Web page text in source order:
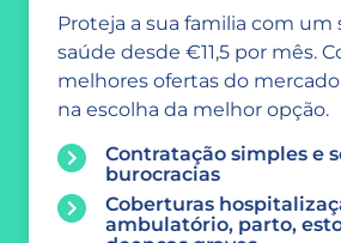
Proteja a sua familia com um
saúde desde €11,5 por mês.
melhores ofertas do
na escolha da melhor opção.
Contratação simples e
burocracias
Coberturas
ambulatório, parto,